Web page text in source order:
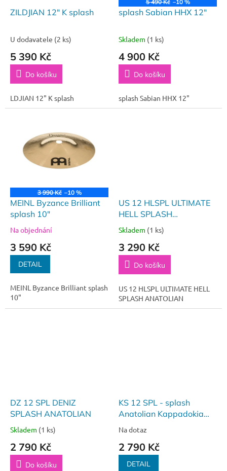
dZILDJIAN 12" K splash
U dodavatele (2 ks)
5 390 Kč
Do košíku
LDJIAN 12" K splash
5 490 Kč –10 %
splash Sabian HHX 12"
Skladem (1 ks)
4 900 Kč
Do košíku
splash Sabian HHX 12"
3 990 Kč –10 %
MEINL Byzance Brilliant
splash 10"
Na objednání
3 590 Kč
DETAIL
MEINL Byzance Brilliant splash
10"
US 12 HLSPL ULTIMATE
HELL SPLASH
ANATOLIAN
Skladem (1 ks)
3 290 Kč
Do košíku
US 12 HLSPL ULTIMATE HELL
SPLASH ANATOLIAN
DZ 12 SPL DENIZ
SPLASH ANATOLIAN
Skladem (1 ks)
2 790 Kč
Do košíku
KS 12 SPL - splash
Anatolian Kappadokia
12"
Na dotaz
2 790 Kč
DETAIL